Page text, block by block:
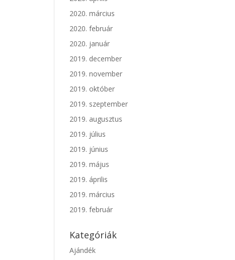
2020. március
2020. február
2020. január
2019. december
2019. november
2019. október
2019. szeptember
2019. augusztus
2019. július
2019. június
2019. május
2019. április
2019. március
2019. február
Kategóriák
Ajándék